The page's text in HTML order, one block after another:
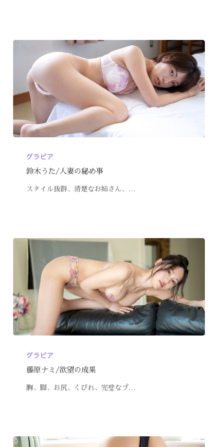
グラビア
鈴木うた/人妻の秘め事
スタイル抜群、清楚なお姉さん、…
グラビア
藤原ナミ/欲望の成果
胸、脚、お尻、くびれ、完璧なプ…